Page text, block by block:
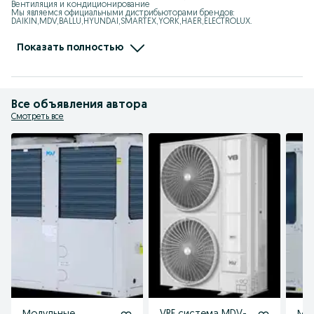
Вентиляция и кондиционирование
Мы являемся официальными дистрибьюторами брендов:
DAIKIN,MDV,BALLU,HYUNDAI,SMARTEX,YORK,HAER,ELECTROLUX.
Тепловые завесы, Калориферы, Тепловентиялторы, Тепловые пушки,
Показать полностью
Все объявления автора
Смотреть все